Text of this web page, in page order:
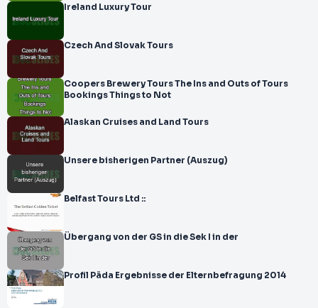
Ireland Luxury Tour
Czech And Slovak Tours
Coopers Brewery Tours The Ins and Outs of Tours
Bookings Things to Not
Alaskan Cruises and Land Tours
Unsere bisherigen Partner (Auszug)
Belfast Tours Ltd ::
Übergang von der GS in die Sek I in der
Profil Päda Ergebnisse der Elternbefragung 2014